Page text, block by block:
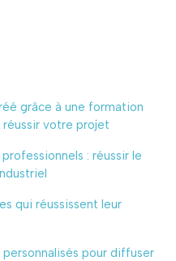
grâce à une formation
votre projet
: réussir le
qui réussissent leur
personnalisés pour diffuser